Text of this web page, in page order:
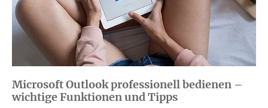
Microsoft Outlook professionell bedienen –
wichtige Funktionen und Tipps